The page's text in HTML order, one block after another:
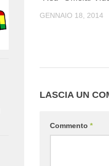
GENNAIO 18, 2014
LASCIA UN
Commento *